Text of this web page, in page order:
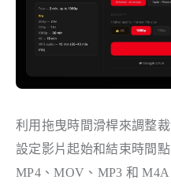
利用拖曳時間滑桿來調整
設定影片起始和結束時間
MP4、MOV、MP3 和